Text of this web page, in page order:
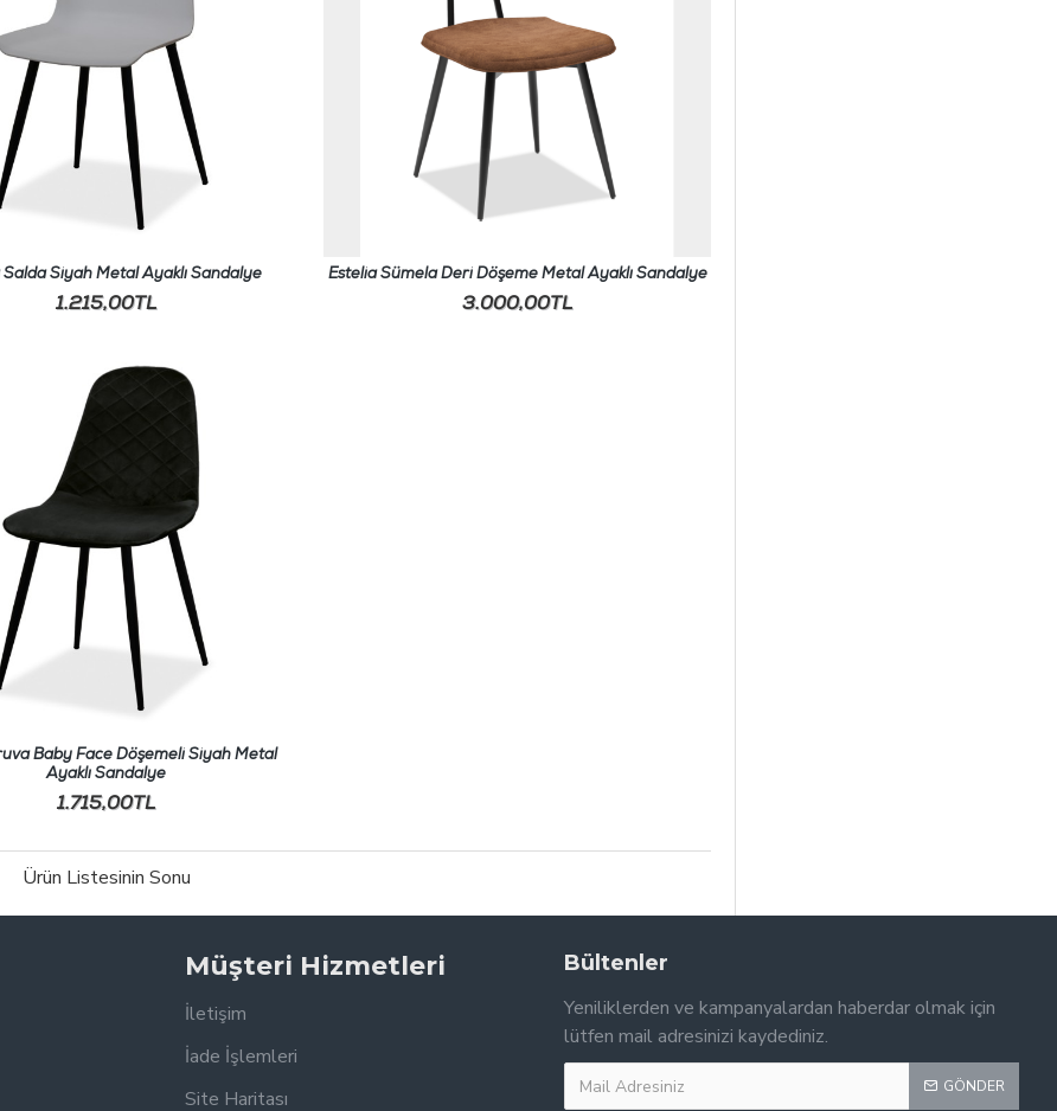
Salda Siyah Metal Ayaklı Sandalye
1.215,00TL
Estelia Sümela Deri Döşeme Metal Ayaklı Sandalye
3.000,00TL
Baby Face Döşemeli Siyah Metal
Ayaklı Sandalye
1.715,00TL
Ürün Listesinin Sonu
Müşteri Hizmetleri
İletişim
İade İşlemleri
Site Haritası
Bültenler
Yeniliklerden ve kampanyalardan haberdar olmak için
lütfen mail adresinizi kaydediniz.
GÖNDER